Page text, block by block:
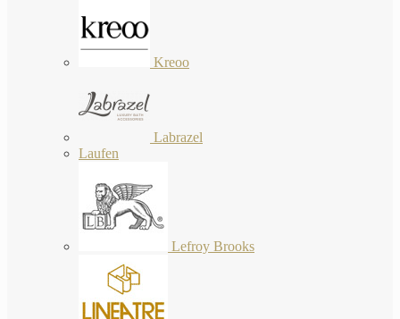
Kreoo
Labrazel
Laufen
Lefroy Brooks